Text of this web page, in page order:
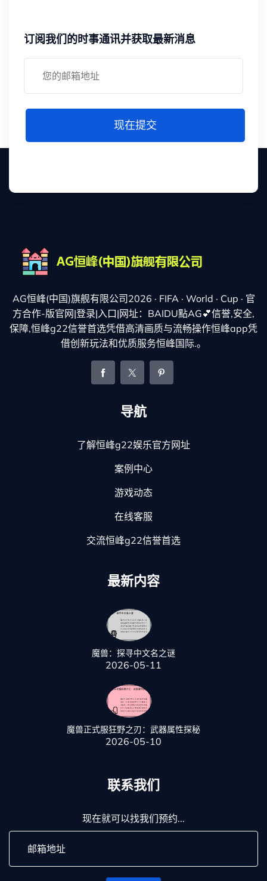
订阅我们的时事通讯并获取最新消息
现在提交
AG恒峰(中国)旗舰有限公司2026 · FIFA · World · Cup · 官
方合作-版官网|登录|入口|网址：BAIDU點AG💕信誉,安全,
保障,恒峰g22信誉首选凭借高清画质与流畅操作恒峰app凭
借创新玩法和优质服务恒峰国际.。
导航
了解恒峰g22娱乐官方网址
案例中心
游戏动态
在线客服
交流恒峰g22信誉首选
最新内容
魔兽：探寻中文名之谜
2026-05-11
魔兽正式服狂野之刃：武器属性探秘
2026-05-10
联系我们
现在就可以找我们预约...